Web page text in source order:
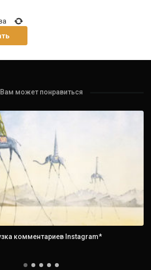
Вам может понравиться
комментариев Instagram*